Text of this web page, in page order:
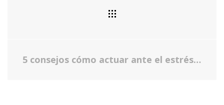
5 consejos cómo actuar ante el estrés y la ansiedad para Latinos